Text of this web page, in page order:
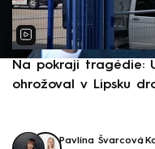
Na pokraji tragédie:
ohrožoval v Lipsku
Pavlína Švarcová,